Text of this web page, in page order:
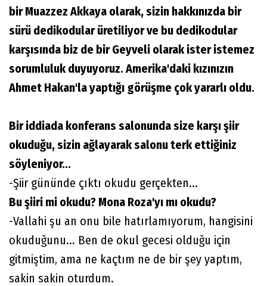
bir Muazzez Akkaya olarak, sizin hakkınızda bir
sürü dedikodular üretiliyor ve bu dedikodular
karşısında biz de bir Geyveli olarak ister istemez
sorumluluk duyuyoruz. Amerika'daki kızınızın
Ahmet Hakan'la yaptığı görüşme çok yararlı oldu.
Bir iddiada konferans salonunda size karşı şiir
okuduğu, sizin ağlayarak salonu terk ettiğiniz
söyleniyor...
-Şiir gününde çıktı okudu gerçekten...
Bu şiiri mi okudu? Mona Roza'yı mı okudu?
-Vallahi şu an onu bile hatırlamıyorum, hangisini
okuduğunu... Ben de okul gecesi olduğu için
gitmiştim, ama ne kaçtım ne de bir şey yaptım,
sakin sakin oturdum.